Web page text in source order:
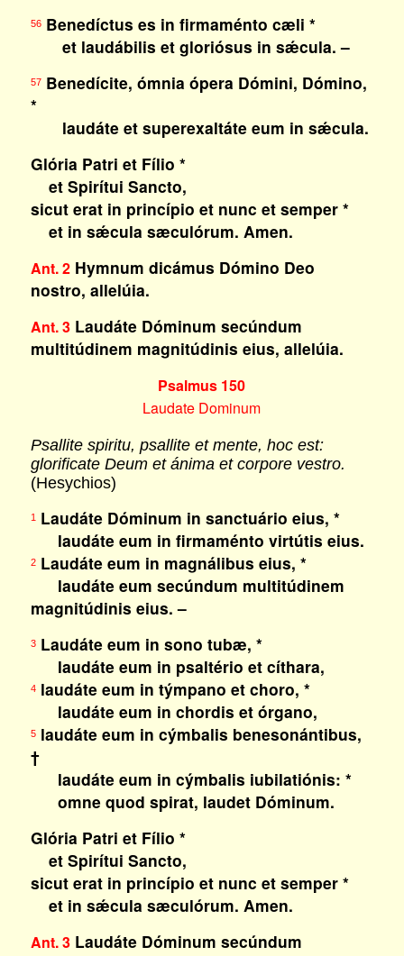
56Benedíctus es in firmaménto cæli *
et laudábilis et gloriósus in sǽcula. –
57Benedícite, ómnia ópera Dómini, Dómino,
*
laudáte et superexaltáte eum in sǽcula.
Glória Patri et Fílio *
et Spirítui Sancto,
sicut erat in princípio et nunc et semper *
et in sǽcula sæculórum. Amen.
Ant. 2Hymnum dicámus Dómino Deo
nostro, allelúia.
Ant. 3Laudáte Dóminum secúndum
multitúdinem magnitúdinis eius, allelúia.
Psalmus 150
Laudate Dominum
Psallite spiritu, psallite et mente, hoc est:
glorificate Deum et ánima et corpore vestro.
(Hesychios)
1Laudáte Dóminum in sanctuário eius, *
laudáte eum in firmaménto virtútis eius.
2Laudáte eum in magnálibus eius, *
laudáte eum secúndum multitúdinem
magnitúdinis eius. –
3Laudáte eum in sono tubæ, *
laudáte eum in psaltério et cíthara,
4laudáte eum in týmpano et choro, *
laudáte eum in chordis et órgano,
5laudáte eum in cýmbalis benesonántibus,
†
laudáte eum in cýmbalis iubilatiónis: *
omne quod spirat, laudet Dóminum.
Glória Patri et Fílio *
et Spirítui Sancto,
sicut erat in princípio et nunc et semper *
et in sǽcula sæculórum. Amen.
Ant. 3Laudáte Dóminum secúndum